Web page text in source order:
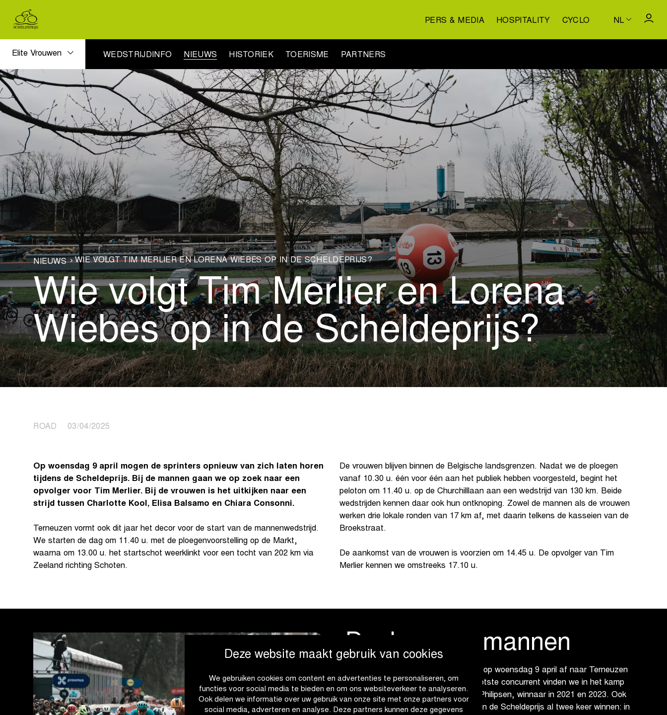
Deze website maakt gebruik van cookies
We gebruiken cookies om content en advertenties te personaliseren, om
functies voor social media te bieden en om ons websiteverkeer te analyseren.
Ook delen we informatie over uw gebruik van onze site met onze partners voor
social media, adverteren en analyse. Deze partners kunnen deze gegevens
PERS & MEDIA HOSPITALITY CYCLO NL
Elite Vrouwen WEDSTRIJDINFO NIEUWS HISTORIEK TOERISME PARTNERS
NIEUWS WIE VOLGT TIM MERLIER EN LORENA WIEBES OP IN DE SCHELDEPRIJS?
Wie volgt Tim Merlier en Lorena
Wiebes op in de Scheldeprijs?
ROAD 03/04/2025
Op woensdag 9 april mogen de sprinters opnieuw van zich laten horen
tijdens de Scheldeprijs. Bij de mannen gaan we op zoek naar een
opvolger voor Tim Merlier. Bij de vrouwen is het uitkijken naar een
strijd tussen Charlotte Kool, Elisa Balsamo en Chiara Consonni.
Terneuzen vormt ook dit jaar het decor voor de start van de mannenwedstrijd.
We starten de dag om 11.40 u. met de ploegenvoorstelling op de Markt,
waarna om 13.00 u. het startschot weerklinkt voor een tocht van 202 km via
Zeeland richting Schoten.
De vrouwen blijven binnen de Belgische landsgrenzen. Nadat we de ploegen
vanaf 10.30 u. één voor één aan het publiek hebben voorgesteld, begint het
peloton om 11.40 u. op de Churchilllaan aan een wedstrijd van 130 km. Beide
wedstrijden kennen daar ook hun ontknoping. Zowel de mannen als de vrouwen
werken drie lokale ronden van 17 km af, met daarin telkens de kasseien van de
Broekstraat.
De aankomst van de vrouwen is voorzien om 14.45 u. De opvolger van Tim
Merlier kennen we omstreeks 17.10 u.
Deelnemers mannen
Tim Merlier (Soudal Quick-Step) zakt op woensdag 9 april af naar Terneuzen
om er zijn titel te verdedigen. Zijn grootste concurrent vinden we in het kamp
van Alpecin-Deceuninck met Jasper Philipsen, winnaar in 2021 en 2023. Ook
Alexander Kristoff (Uno-X Mobility) kon de Scheldeprijs al twee keer winnen: in